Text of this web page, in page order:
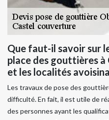
Que faut-il savoir sur
place des gouttières
et les localités
Les travaux de pose des
difficulté. En fait, il est utile de
des personnes ayant les